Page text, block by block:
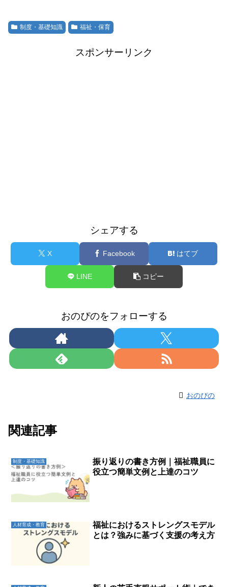
制度・基礎知識 福祉・保育
スポンサーリンク
シェアする
X Facebook はてブ
LINE コピー
おのぴのをフォローする
おのぴの
関連記事
制度・基礎知識
振り返りの書き方例｜福祉職員に
役立つ簡単文例と上達のコツ
人材育成・教育
福祉におけるストレングスモデル
とは？強みに基づく支援の考え方